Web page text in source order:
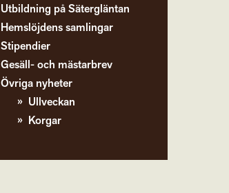
Utbildning på Sätergläntan
Hemslöjdens samlingar
Stipendier
Gesäll- och mästarbrev
Övriga nyheter
Ullveckan
Korgar